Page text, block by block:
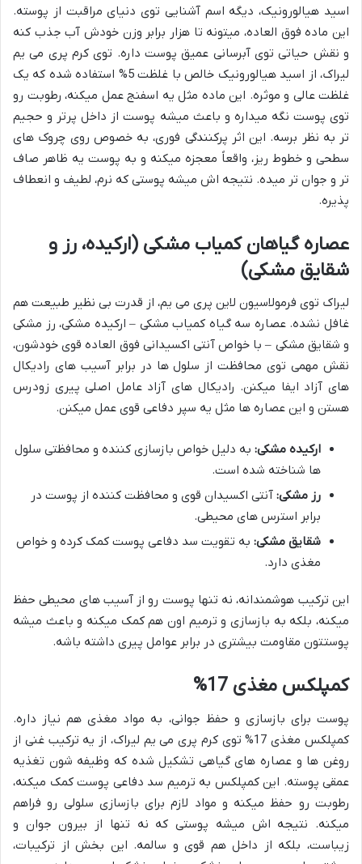
اسید هیالورونیک، دیگه اسم آشنایی توی دنیای مراقبت از پوسته.
این ماده فوق العاده، میتونه تا هزار برابر وزن خودش آب جذب کنه
و نقش حیاتی توی آبرسانی عمیق پوست داره. توی کرم پری می یم
لیراک، از اسید هیالورونیک خالص با غلظت 5% استفاده شده که یک
غلظت عالی و موثره. این ماده مثل یه اسفنج عمل میکنه، رطوبت رو
توی پوست نگه میداره و باعث میشه پوست از داخل پرتر و حجیم
تر به نظر برسه. این اثر پرکنندگی فوری، به خصوص روی چروک های
سطحی و خطوط ریز، واقعاً معجزه میکنه و به پوست یه ظاهر صاف
تر و جوان تر میده. نتیجه اش میشه پوستی که نرم، لطیف و انعطاف
پذیره.
عصاره گیاهان کمیاب مشکی (ارکیده، رز و
شقایق مشکی)
لیراک توی فرمولاسیون لاین پری می یم، از قدرت بی نظیر طبیعت هم
غافل نشده. عصاره سه گیاه کمیاب مشکی – ارکیده مشکی، رز مشکی
و شقایق مشکی – با خواص آنتی اکسیدانی فوق العاده قوی خودشون،
نقش مهمی توی محافظت از سلول ها در برابر آسیب های رادیکال
های آزاد ایفا میکنن. رادیکال های آزاد عامل اصلی پیری زودرس
هستن و این عصاره ها مثل یه سپر دفاعی قوی عمل میکنن.
ارکیده مشکی: به دلیل خواص بازسازی کننده و محافظتی سلول
ها شناخته شده است.
رز مشکی: آنتی اکسیدان قوی و محافظت کننده از پوست در
برابر استرس های محیطی.
شقایق مشکی: به تقویت سد دفاعی پوست کمک کرده و خواص
مغذی دارد.
این ترکیب هوشمندانه، نه تنها پوست رو از آسیب های محیطی حفظ
میکنه، بلکه به بازسازی و ترمیم اون هم کمک میکنه و باعث میشه
پوستتون مقاومت بیشتری در برابر عوامل پیری داشته باشه.
کمپلکس مغذی 17%
پوست برای بازسازی و حفظ جوانی، به مواد مغذی هم نیاز داره.
کمپلکس مغذی 17% توی کرم پری می یم لیراک، از یه ترکیب غنی از
روغن ها و عصاره های گیاهی تشکیل شده که وظیفه شون تغذیه
عمقی پوسته. این کمپلکس به ترمیم سد دفاعی پوست کمک میکنه،
رطوبت رو حفظ میکنه و مواد لازم برای بازسازی سلولی رو فراهم
میکنه. نتیجه اش میشه پوستی که نه تنها از بیرون جوان و
زیباست، بلکه از داخل هم قوی و سالمه. این بخش از ترکیبات،